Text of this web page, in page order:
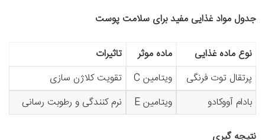
جدول مواد غذایی مفید برای سلامت پوست
نوع ماده غذایی ماده موثر
تاثیرات
پرتقال توت فرنگی
ویتامین C
تقویت کلاژن سازی
بادام آووکادو
ویتامین E نرم کنندگی و رطوبت رسانی
نتیجه گیری